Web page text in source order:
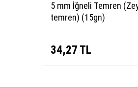
5 mm İğneli Temren
temren) (15gn)
34,27 TL